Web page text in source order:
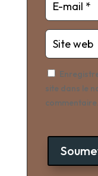
site dans le
commentaire.